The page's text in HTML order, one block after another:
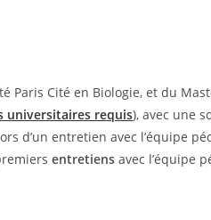
Paris Cité en Biologie, et du
universitaires requis), avec une
d’un entretien avec l’équipe
entretiensavec l’équipe